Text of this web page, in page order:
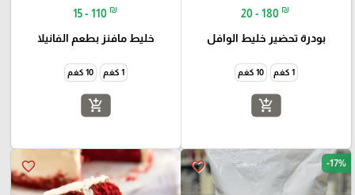
20 - 180 ₪
بودرة تحضير خليط الوافل
1 كغم 10 كغم
add_shopping_cart
15 - 110 ₪
خليط مافنز بطعم الفانيلا
1 كغم 10 كغم
add_shopping_cart
favorite_border -17%
favorite_border